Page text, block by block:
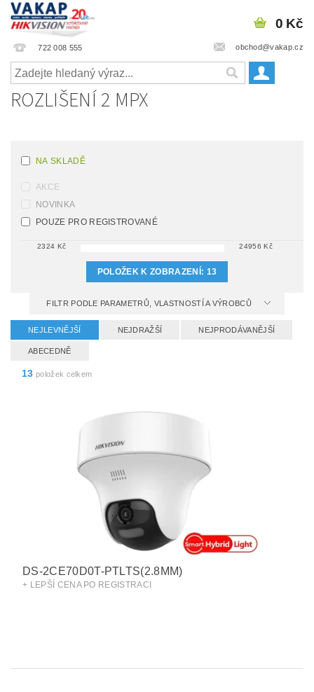
722 008 555 obchod@vakap.cz
0 Kč
ROZLIŠENÍ 2 MPX
NA SKLADĚ
AKCE
NOVINKA
POUZE PRO REGISTROVANÉ
2324 Kč 24956 Kč
POLOŽEK K ZOBRAZENÍ: 13
FILTR PODLE PARAMETRŮ, VLASTNOSTÍ A VÝROBCŮ
NEJLEVNĚJŠÍ NEJDRAŽŠÍ NEJPRODÁVANĚJŠÍ
ABECEDNĚ
13 položek celkem
DS-2CE70D0T-PTLTS(2.8MM)
+ LEPŠÍ CENA PO REGISTRACI